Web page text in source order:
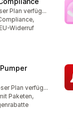
Kostenloser Plan verfügbar
Widerruf
Kostenloser Plan verfügbar
Paketen,